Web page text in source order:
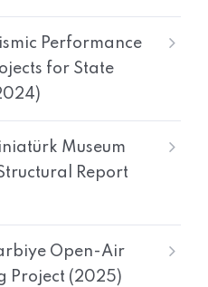
Performance
for State
Museum
Report
Open-Air
Project (2025)